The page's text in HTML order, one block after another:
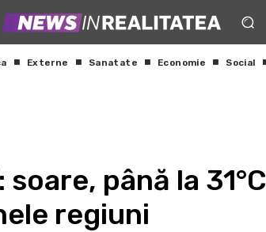
Externe Sanatate Economie Social
până la 31°C
regiuni